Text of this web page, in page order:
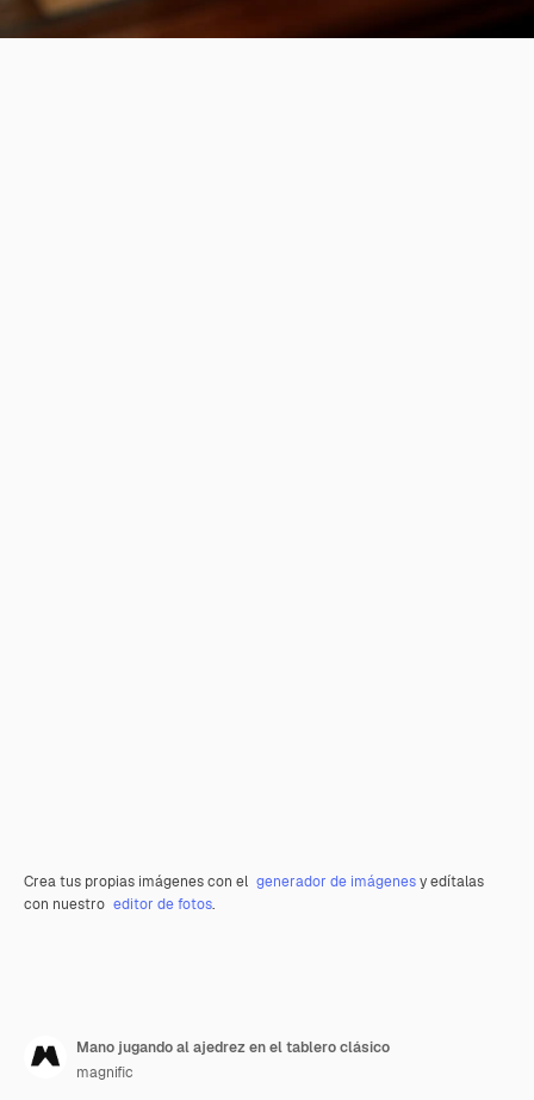
Crea tus propias imágenes con el generador de imágenesy edítalas
con nuestro editor de fotos.
Mano jugando al ajedrez en el tablero clásico
magnific